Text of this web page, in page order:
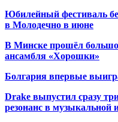
Юбилейный фестиваль
в Молодечно в июне
В Минске прошёл
ансамбля «Хорошки»
Болгария впервые
Drake выпустил сразу
резонанс в музыкальной